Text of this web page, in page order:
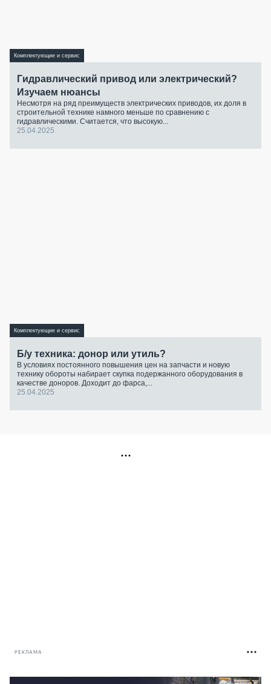
Комплектующие и сервис
Гидравлический привод или электрический?
Изучаем нюансы
Несмотря на ряд преимуществ электрических приводов, их доля в
строительной технике намного меньше по сравнению с
гидравлическими. Считается, что высокую...
25.04.2025
Комплектующие и сервис
Б/у техника: донор или утиль?
В условиях постоянного повышения цен на запчасти и новую
технику обороты набирает скупка подержанного оборудования в
качестве доноров. Доходит до фарса,...
25.04.2025
РЕКЛАМА